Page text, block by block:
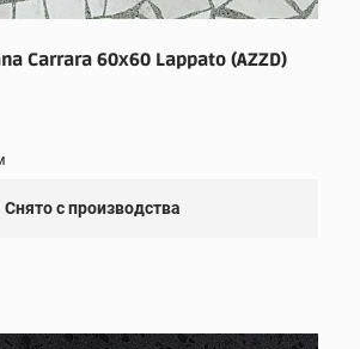
Carrara 60x60 Lappato (AZZD)
Снято с производства